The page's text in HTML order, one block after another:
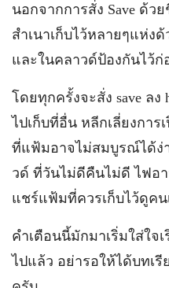
นอกจากการสั่ง Save ด้ว
สำเนาเก็บไว้หลายๆแห่งด้
และในคลาวด์ป้องกันไว้ก่
โดยทุกครั้งจะสั่ง save ลง
ไปเก็บที่อื่น หลีกเลี่ยงการ
ที่แฟ้มอาจไม่สมบูรณ์ได้ง่
วด์ ที่วันไม่ดีคืนไม่ดี ไฟอ
แชร์แฟ้มที่ควรเก็บไว้ดูคน
คำเตือนนี้มักมาเริ่มใส่ใจ
ไปแล้ว อย่ารอให้ได้บทเ